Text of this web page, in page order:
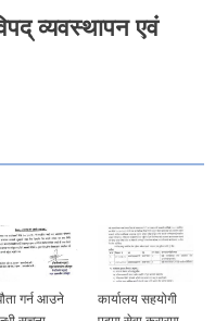
व्यवस्थापन एवं
गर्न आउने
कार्यालय सहयोगी